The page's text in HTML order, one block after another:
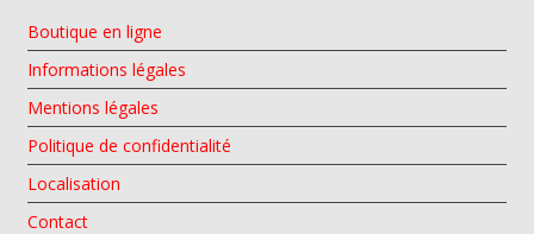
Boutique en ligne
Informations légales
Mentions légales
Politique de confidentialité
Localisation
Contact